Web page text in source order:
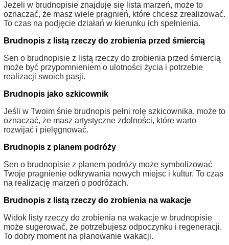
Jeżeli w brudnopisie znajduje się lista marzeń, może to
oznaczać, że masz wiele pragnień, które chcesz zrealizować.
To czas na podjęcie działań w kierunku ich spełnienia.
Brudnopis z listą rzeczy do zrobienia przed śmiercią
Sen o brudnopisie z listą rzeczy do zrobienia przed śmiercią
może być przypomnieniem o ulotności życia i potrzebie
realizacji swoich pasji.
Brudnopis jako szkicownik
Jeśli w Twoim śnie brudnopis pełni rolę szkicownika, może to
oznaczać, że masz artystyczne zdolności, które warto
rozwijać i pielęgnować.
Brudnopis z planem podróży
Sen o brudnopisie z planem podróży może symbolizować
Twoje pragnienie odkrywania nowych miejsc i kultur. To czas
na realizację marzeń o podróżach.
Brudnopis z listą rzeczy do zrobienia na wakacje
Widok listy rzeczy do zrobienia na wakacje w brudnopisie
może sugerować, że potrzebujesz odpoczynku i regeneracji.
To dobry moment na planowanie wakacji.